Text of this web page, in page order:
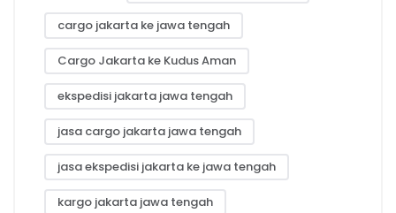
cargo jakarta ke jawa tengah
Cargo Jakarta ke Kudus Aman
ekspedisi jakarta jawa tengah
jasa cargo jakarta jawa tengah
jasa ekspedisi jakarta ke jawa tengah
kargo jakarta jawa tengah